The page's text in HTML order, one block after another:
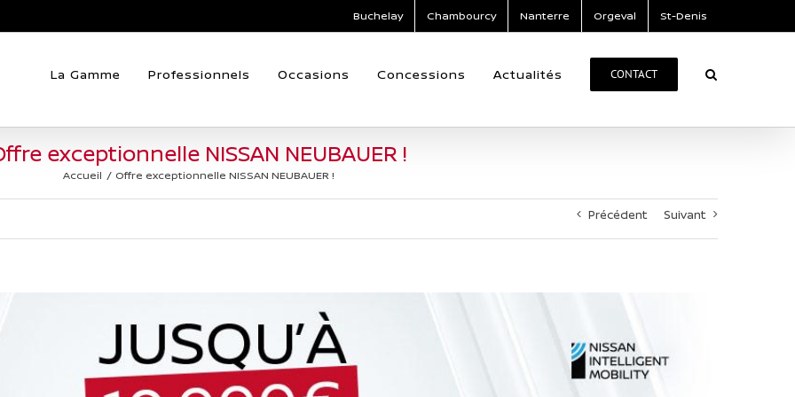
Buchelay Chambourcy Nanterre Orgeval St-Denis
La Gamme Professionnels Occasions Concessions Actualités CONTACT
exceptionnelle NISSAN NEUBAUER !
Accueil Offre exceptionnelle NISSAN NEUBAUER !
Précédent Suivant